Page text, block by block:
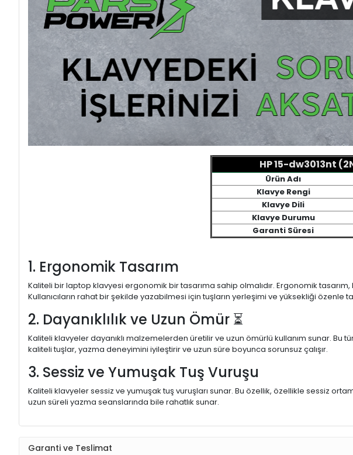
HP 15-dw3013nt
Ürün Adı
Klavye Rengi
Klavye Dili
Klavye Durumu
Garanti Süresi
1. Ergonomik Tasarım
Kaliteli bir laptop klavyesi ergonomik bir tasarıma sahip olmalıdır. Ergonomik
Kullanıcıların rahat bir şekilde yazabilmesi için tuşların yerleşimi ve yüksekliği özenle
2. Dayanıklılık ve Uzun Ömür ⏳
Kaliteli klavyeler dayanıklı malzemelerden üretilir ve uzun ömürlü kullanım sunar. Bu
kaliteli tuşlar, yazma deneyimini iyileştirir ve uzun süre boyunca sorunsuz çalışır.
3. Sessiz ve Yumuşak Tuş Vuruşu
Kaliteli klavyeler sessiz ve yumuşak tuş vuruşları sunar. Bu özellik, özellikle sessiz
uzun süreli yazma seanslarında bile rahatlık sunar.
Garanti ve Teslimat